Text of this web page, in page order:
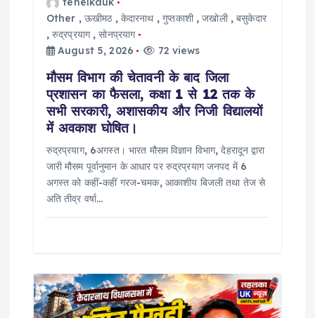
Other , ऊखीमठ, केदारनाथ,गुप्तकाशी,जखोली,बसुकेदार
,रुद्रप्रयाग,सोनप्रयाग
August 5, 2026
72 views
मौसम विभाग की चेतावनी के बाद जिला
प्रशासन का फैसला, कक्षा 1 से 12 तक के
सभी सरकारी, अशासकीय और निजी विद्यालयों
में अवकाश घोषित।
रुद्रप्रयाग, 6अगस्त। भारत मौसम विज्ञान विभाग, देहरादून द्वारा
जारी मौसम पूर्वानुमान के आधार पर रुद्रप्रयाग जनपद में 6
अगस्त को कहीं-कहीं गरज-चमक, आकाशीय बिजली तथा तेज से
अति तीव्र वर्षा…